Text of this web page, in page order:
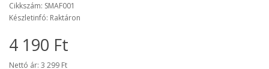
Cikkszám: SMAF001
Készletinfó: Raktáron
4 190 Ft
Nettó ár: 3 299 Ft